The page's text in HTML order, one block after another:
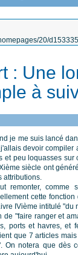
20/
: Une
à
je me suis lancé
devoir compiler
et peu loquasses sur
siècle ont
attributions.
remonter,
cette
IVième intitulé "du
de "faire ranger et
ports et havres, et
que 7 articles
On notera que dès